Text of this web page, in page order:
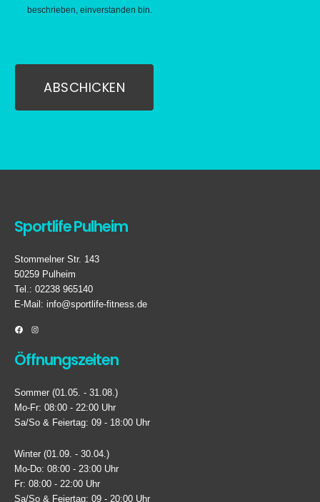
beschrieben, einverstanden bin.
Sportlife Pulheim
Stommelner Str. 143
50259 Pulheim
Tel.: 02238 965140
E-Mail: info@sportlife-fitness.de
Öffnungszeiten
Sommer (01.05. - 31.08.)
Mo-Fr: 08:00 - 22:00 Uhr
Sa/So & Feiertag: 09 - 18:00 Uhr
Winter (01.09. - 30.04.)
Mo-Do: 08:00 - 23:00 Uhr
Fr: 08:00 - 22:00 Uhr
Sa/So & Feiertag: 09 - 20:00 Uhr